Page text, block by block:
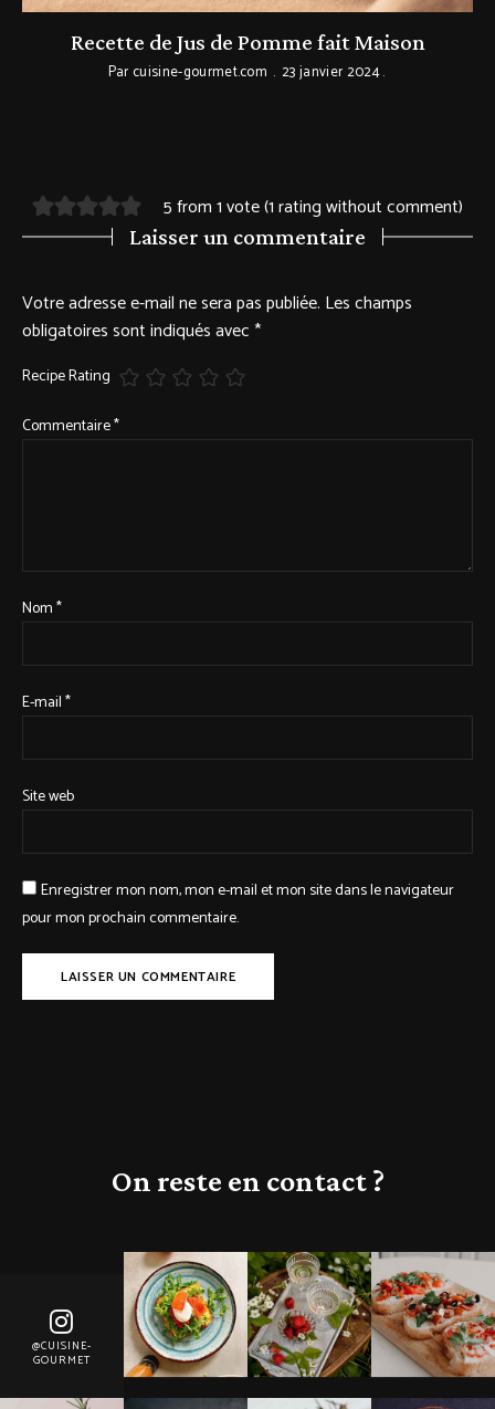
Recette de Jus de Pomme fait Maison
Par cuisine-gourmet.com 23 janvier 2024
5 from 1 vote (1 rating without comment)
Laisser un commentaire
Votre adresse e-mail ne sera pas publiée. Les champs
obligatoires sont indiqués avec*
Recipe Rating
Commentaire*
Nom*
E-mail*
Site web
Enregistrer mon nom, mon e-mail et mon site dans le navigateur
pour mon prochain commentaire.
On reste en contact ?
@CUISINE-
GOURMET